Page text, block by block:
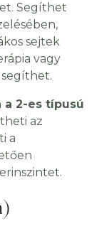
Segíthet
sejtek
vagy
2-es típusú
az
a